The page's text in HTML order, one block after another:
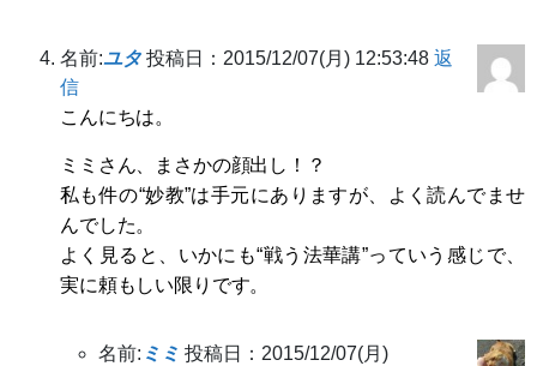
名前:ユタ 投稿日：2015/12/07(月) 12:53:48 返
信
こんにちは。
ミミさん、まさかの顔出し！？
私も件の“妙教”は手元にありますが、よく読んでませ
んでした。
よく見ると、いかにも“戦う法華講”っていう感じで、
実に頼もしい限りです。
名前: ミミ 投稿日：2015/12/07(月)